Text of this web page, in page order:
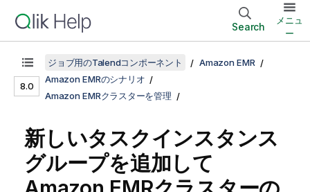
Search
メニュ
ー
8.0
ジョブ用のTalendコンポーネント
Amazon EMR
Amazon EMRのシナリオ
Amazon EMRクラスターを管理
新しいタスクインスタンス
グループを追加して